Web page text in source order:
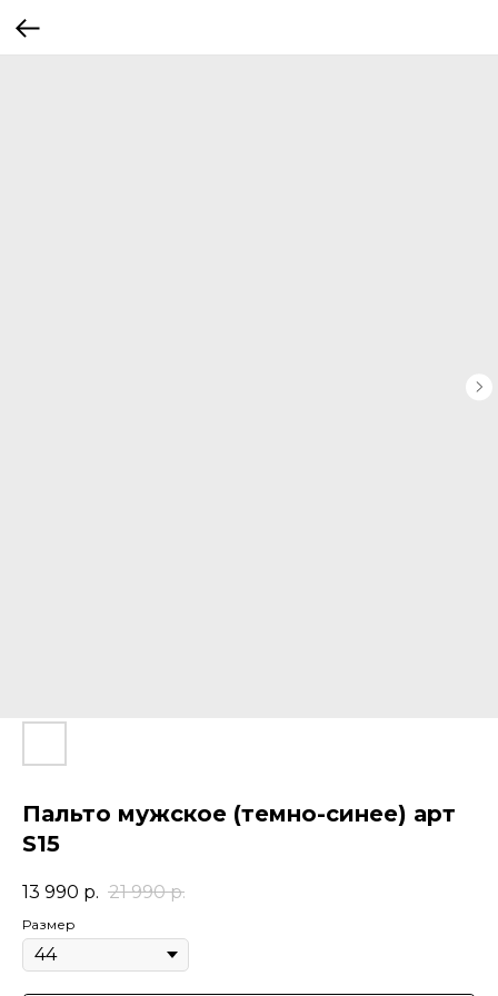
Пальто мужское (темно-синее) арт
S15
13 990 р. 21 990 р.
Размер